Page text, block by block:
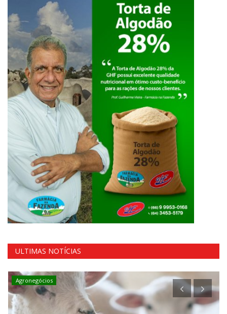
ULTIMAS NOTÍCIAS
Agronegócios